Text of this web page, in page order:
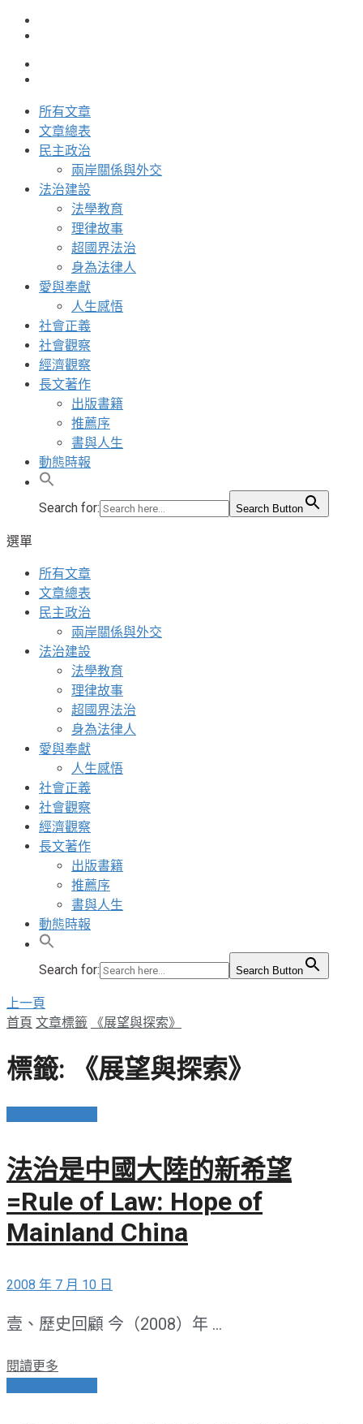
所有文章
文章總表
民主政治
兩岸關係與外交
法治建設
法學教育
理律故事
超國界法治
身為法律人
愛與奉獻
人生感悟
社會正義
社會觀察
經濟觀察
長文著作
出版書籍
推薦序
書與人生
動態時報
Search for: Search Button
選單
所有文章
文章總表
民主政治
兩岸關係與外交
法治建設
法學教育
理律故事
超國界法治
身為法律人
愛與奉獻
人生感悟
社會正義
社會觀察
經濟觀察
長文著作
出版書籍
推薦序
書與人生
動態時報
Search for: Search Button
上一頁
首頁 文章標籤 《展望與探索》
標籤: 《展望與探索》
法治是中國大陸的新希望
=Rule of Law: Hope of
Mainland China
2008 年 7 月 10 日
壹、歷史回顧 今（2008）年 ...
閱讀更多